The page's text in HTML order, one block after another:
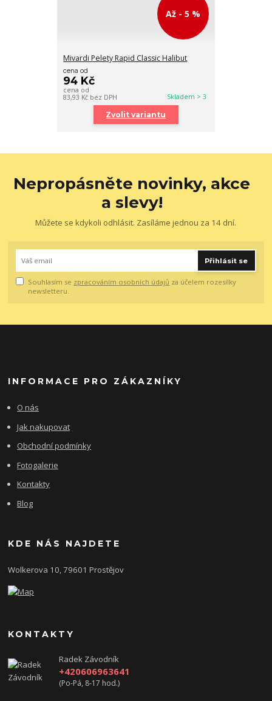
Až - 5 %
Mivardi Pelety Rapid Classic Halibut
cena od
94 Kč
cena od
83,93 Kč bez DPH Skladem > 3
Zvolit variantu
Nepropásněte novinky, akce
a slevy!
Můžete se kdykoli odhlásit. Zasíláme jednou za 14 dní.
Přihlásit se
Souhlasím se zpracováním osobních údajů za účelem rozesílky
newsletteru.
INFORMACE PRO ZÁKAZNÍKY
O nás
Jak nakupovat
Obchodní podmínky
Fotogalerie
Kontakty
Blog
KDE NÁS NAJDETE
Wolkerova 10, 79601 Prostějov
KONTAKTY
Radek Závodník
+420606963641
(Po-Pá, 8-17 hod.)